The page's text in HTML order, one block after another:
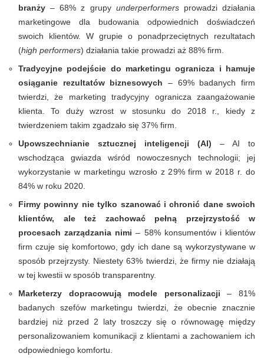
branży– 68% z grupy underperformersprowadzi działania
marketingowe dla budowania odpowiednich doświadczeń
swoich klientów. W grupie o ponadprzeciętnych rezultatach
(high performers) działania takie prowadzi aż 88% firm.
Tradycyjne podejście do marketingu ogranicza i hamuje
osiąganie rezultatów biznesowych – 69% badanych firm
twierdzi, że marketing tradycyjny ogranicza zaangażowanie
klienta. To duży wzrost w stosunku do 2018 r., kiedy z
twierdzeniem takim zgadzało się 37% firm.
Upowszechnianie sztucznej inteligencji (AI) – AI to
wschodząca gwiazda wśród nowoczesnych technologii; jej
wykorzystanie w marketingu wzrosło z 29% firm w 2018 r. do
84% w roku 2020.
Firmy powinny nie tylko szanować i chronić dane swoich
klientów, ale też zachować pełną przejrzystość
w
procesach zarządzania nimi – 58% konsumentów i klientów
firm czuje się komfortowo, gdy ich dane są wykorzystywane w
sposób przejrzysty. Niestety 63% twierdzi, że firmy nie działają
w tej kwestii w sposób transparentny.
Marketerzy dopracowują modele personalizacji – 81%
badanych szefów marketingu twierdzi, że obecnie znacznie
bardziej niż przed 2 laty troszczy się o równowagę między
personalizowaniem komunikacji z klientami a zachowaniem ich
odpowiedniego komfortu.